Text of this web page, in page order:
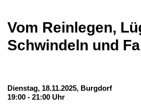
Vom Reinlegen,
Schwindeln und
Dienstag, 18.11.2025, Burgdorf
19:00 - 21:00 Uhr